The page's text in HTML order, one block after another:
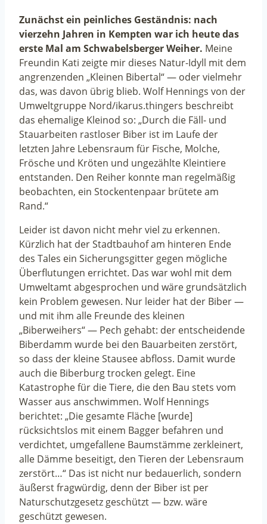
Zunächst ein peinliches Geständnis: nach
vierzehn Jahren in Kempten war ich heute das
erste Mal am Schwabelsberger Weiher. Meine
Freundin Kati zeigte mir dieses Natur-Idyll mit dem
angrenzenden „Kleinen Bibertal“ — oder vielmehr
das, was davon übrig blieb. Wolf Hennings von der
Umweltgruppe Nord/ikarus.thingers beschreibt
das ehemalige Kleinod so: „Durch die Fäll- und
Stauarbeiten rastloser Biber ist im Laufe der
letzten Jahre Lebensraum für Fische, Molche,
Frösche und Kröten und ungezählte Kleintiere
entstanden. Den Reiher konnte man regelmäßig
beobachten, ein Stockentenpaar brütete am
Rand.“
Leider ist davon nicht mehr viel zu erkennen.
Kürzlich hat der Stadtbauhof am hinteren Ende
des Tales ein Sicherungsgitter gegen mögliche
Überflutungen errichtet. Das war wohl mit dem
Umweltamt abgesprochen und wäre grundsätzlich
kein Problem gewesen. Nur leider hat der Biber —
und mit ihm alle Freunde des kleinen
„Biberweihers“ — Pech gehabt: der entscheidende
Biberdamm wurde bei den Bauarbeiten zerstört,
so dass der kleine Stausee abfloss. Damit wurde
auch die Biberburg trocken gelegt. Eine
Katastrophe für die Tiere, die den Bau stets vom
Wasser aus anschwimmen. Wolf Hennings
berichtet: „Die gesamte Fläche [wurde]
rücksichtslos mit einem Bagger befahren und
verdichtet, umgefallene Baumstämme zerkleinert,
alle Dämme beseitigt, den Tieren der Lebensraum
zerstört…“ Das ist nicht nur bedauerlich, sondern
äußerst fragwürdig, denn der Biber ist per
Naturschutzgesetz geschützt — bzw. wäre
geschützt gewesen.